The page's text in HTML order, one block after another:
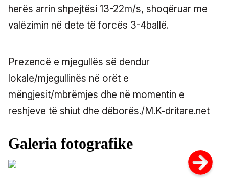
herës arrin shpejtësi 13-22m/s, shoqëruar me
valëzimin në dete të forcës 3-4ballë.
Prezencë e mjegullës së dendur
lokale/mjegullinës në orët e
mëngjesit/mbrëmjes dhe në momentin e
reshjeve të shiut dhe dëborës./M.K-dritare.net